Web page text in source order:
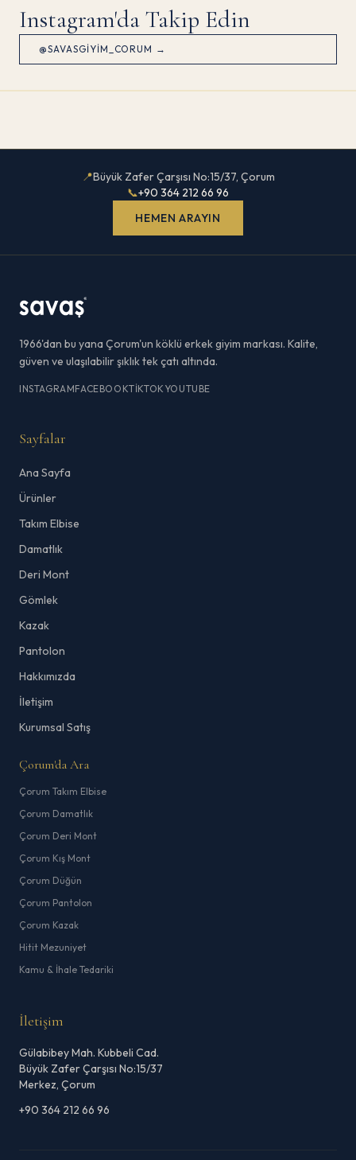
Instagram'da Takip Edin
@SAVASGIYIM_CORUM →
📍Büyük Zafer Çarşısı No:15/37, Çorum
📞+90 364 212 66 96
HEMEN ARAYIN
1966'dan bu yana Çorum'un köklü erkek giyim markası. Kalite,
güven ve ulaşılabilir şıklık tek çatı altında.
INSTAGRAMFACEBOOKTIKTOK YOUTUBE
Sayfalar
Ana Sayfa
Ürünler
Takım Elbise
Damatlık
Deri Mont
Gömlek
Kazak
Pantolon
Hakkımızda
İletişim
Kurumsal Satış
Çorum'da Ara
Çorum Takım Elbise
Çorum Damatlık
Çorum Deri Mont
Çorum Kış Mont
Çorum Düğün
Çorum Pantolon
Çorum Kazak
Hitit Mezuniyet
Kamu & İhale Tedariki
İletişim
Gülabibey Mah. Kubbeli Cad.
Büyük Zafer Çarşısı No:15/37
Merkez, Çorum
+90 364 212 66 96